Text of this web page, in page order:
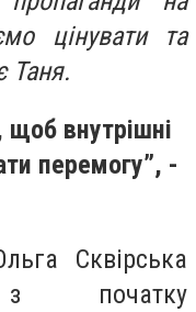
цінувати та
Таня.
щоб внутрішні
перемогу”, -
Сквірська
початку